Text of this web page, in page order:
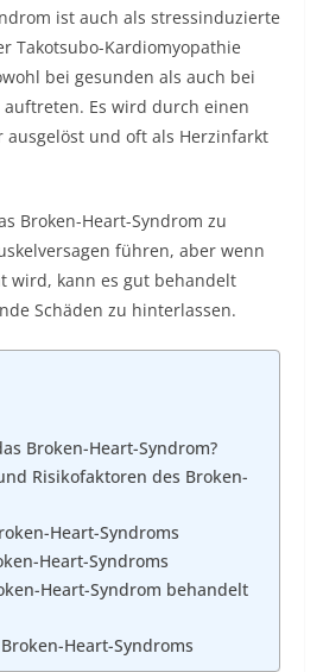
ist auch als stressinduzierte
Takotsubo-Kardiomyopathie
bei gesunden als auch bei
Es wird durch einen
ausgelöst und oft als Herzinfarkt
Broken-Heart-Syndrom zu
führen, aber wenn
wird, kann es gut behandelt
Schäden zu hinterlassen.
Broken-Heart-Syndrom?
Risikofaktoren des Broken-
Heart-Syndroms
Heart-Syndroms
Heart-Syndrom behandelt
Heart-Syndroms